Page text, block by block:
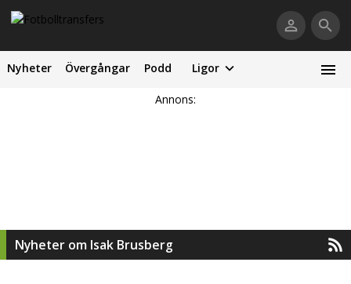
Nyheter Övergångar Podd Ligor
Annons:
Nyheter om Isak Brusberg